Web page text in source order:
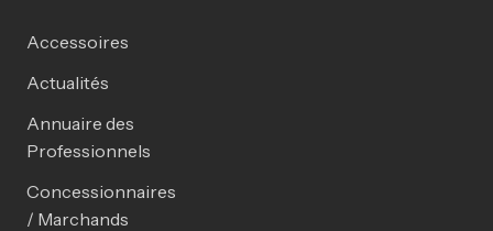
Accessoires
Actualités
Annuaire des
Professionnels
Concessionnaires
/ Marchands